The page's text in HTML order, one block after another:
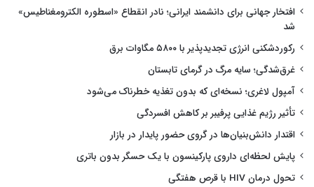
افتخار جهانی برای دانشمند ایرانی؛ نادر انقطاع «اسطوره الکترومغناطیس»
شد
رکوردشکنی انرژی تجدیدپذیر با ۵۸۰۰ مگاوات برق
غرق‌شدگی؛ سایه مرگ در گرمای تابستان
آمپول لاغری؛ نسخه‌ای که بدون تغذیه خطرناک می‌شود
تأثیر رژیم غذایی پرفیبر بر کاهش افسردگی
اقتدار دانش‌بنیان‌ها در گروی حضور پایدار در بازار
پایش لحظه‌ای داروی پارکینسون با یک حسگر بدون باتری
تحول درمان HIV با قرص هفتگی